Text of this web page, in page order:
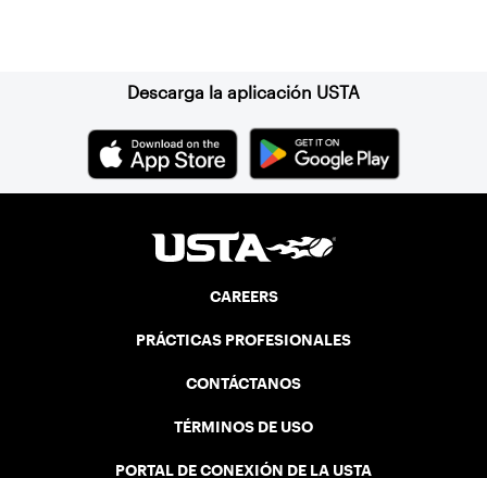
Descarga la aplicación USTA
CAREERS
PRÁCTICAS PROFESIONALES
CONTÁCTANOS
TÉRMINOS DE USO
PORTAL DE CONEXIÓN DE LA USTA